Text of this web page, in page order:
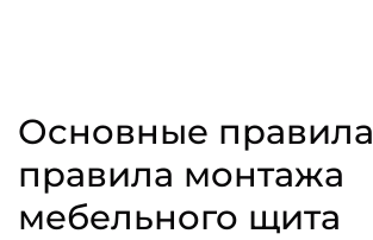
Основные правила
правила монтажа
мебельного щита